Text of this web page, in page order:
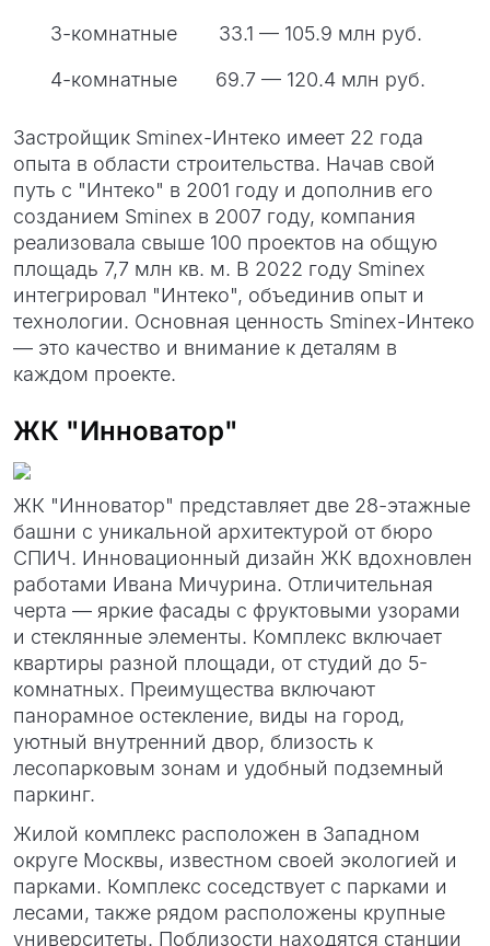
3-комнатные
33.1 — 105.9 млн руб.
4-комнатные
69.7 — 120.4 млн руб.
Застройщик Sminex-Интеко имеет 22 года
опыта в области строительства. Начав свой
путь с "Интеко" в 2001 году и дополнив его
созданием Sminex в 2007 году, компания
реализовала свыше 100 проектов на общую
площадь 7,7 млн кв. м. В 2022 году Sminex
интегрировал "Интеко", объединив опыт и
технологии. Основная ценность Sminex-Интеко
— это качество и внимание к деталям в
каждом проекте.
ЖК "Инноватор"
ЖК "Инноватор" представляет две 28-этажные
башни с уникальной архитектурой от бюро
СПИЧ. Инновационный дизайн ЖК вдохновлен
работами Ивана Мичурина. Отличительная
черта — яркие фасады с фруктовыми узорами
и стеклянные элементы. Комплекс включает
квартиры разной площади, от студий до 5-
комнатных. Преимущества включают
панорамное остекление, виды на город,
уютный внутренний двор, близость к
лесопарковым зонам и удобный подземный
паркинг.
Жилой комплекс расположен в Западном
округе Москвы, известном своей экологией и
парками. Комплекс соседствует с парками и
лесами, также рядом расположены крупные
университеты. Поблизости находятся станции